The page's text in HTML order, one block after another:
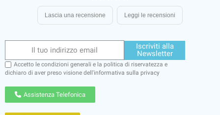
Lascia una recensione Leggi le recensioni
Iscriviti alla
Newsletter
Accetto le condizioni generali e la politica di riservatezza e
dichiaro di aver preso visione dell'informativa sulla privacy
Assistenza Telefonica